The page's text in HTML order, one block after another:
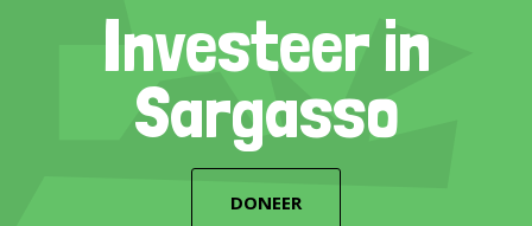
Investeer in
Sargasso
DONEER